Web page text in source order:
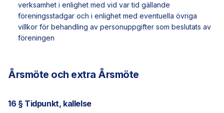
verksamhet i enlighet med vid var tid gällande
föreningsstadgar och i enlighet med eventuella övriga
villkor för behandling av personuppgifter som beslutats av
föreningen
Årsmöte och extra Årsmöte
16 § Tidpunkt, kallelse